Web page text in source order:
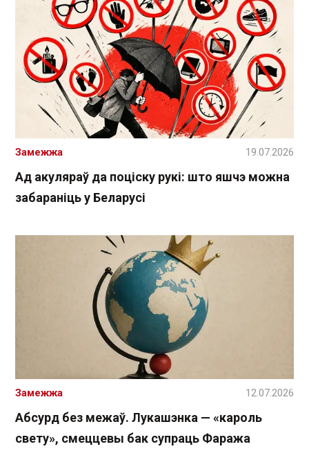
Ад акуляраў да поціску рукі: што яшчэ можна
забараніць у Беларусі
Замежжа 19.07.2026
Абсурд без межаў. Лукашэнка — «кароль
свету», смеццевы бак супраць Фаража
Замежжа 12.07.2026